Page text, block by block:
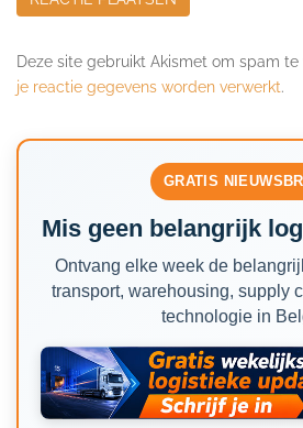
Deze site gebruikt Akismet om spam te
je reactie gegevens worden verwerkt.
GRATIS
Mis geen belangrijk
Ontvang elke week de
transport, warehousing, supply
technologie in